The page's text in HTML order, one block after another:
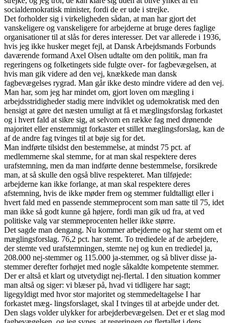
socialdemokratisk minister, fordi de er ude i strejke.
Det forholder sig i virkeligheden sådan, at man har gjort det
vanskeligere og vanskeligere for arbejderne at bruge deres faglige
organisationer til at slås for deres interesser. Det var allerede i 1936,
hvis jeg ikke husker meget fejl, at Dansk Arbejdsmands Forbunds
daværende formand Axel Olsen udtalte om den politik, man fra
regeringens og folketingets side fulgte over- for fagbevægelsen, at
hvis man gik videre ad den vej, knækkede man dansk
fagbevægelses rygrad. Man går ikke desto mindre videre ad den vej.
Man har, som jeg har mindet om, gjort loven om mægling i
arbejdsstridigheder stadig mere indviklet og udemokratisk med den
hensigt at gøre det næsten umuligt at få et mæglingsforslag forkastet
og i hvert fald at sikre sig, at selvom en række fag med drønende
majoritet eller enstemmigt forkaster et stillet mæglingsforslag, kan de
af de andre fag tvinges til at bøje sig for det.
Man indførte tilsidst den bestemmelse, at mindst 75 pct. af
medlemmerne skal stemme, for at man skal respektere deres
urafstemning, men da man indførte denne bestemmelse, forsikrede
man, at så skulle den også blive respekteret. Man tilføjede:
arbejderne kan ikke forlange, at man skal respektere deres
afstemning, hvis de ikke møder frem og stemmer fuldtalligt eller i
hvert fald med en passende stemmeprocent som man satte til 75, idet
man ikke så godt kunne gå højere, fordi man gik ud fra, at ved
politiske valg var stemmeprocenten heller ikke større.
Det sagde man dengang. Nu kommer arbejderne og har stemt om et
mæglingsforslag. 76,2 pct. har stemt. To trediedele af de arbejdere,
der stemte ved urafstemningen, stemte nej og kun en trediedel ja,
208.000 nej-stemmer og 115.000 ja-stemmer, og så bliver disse ja-
stemmer derefter forhøjet med nogle såkaldte kompetente stemmer.
Der er altså et klart og utvetydigt nej-flertal. I den situation kommer
man altså og siger: vi blæser på, hvad vi tidligere har sagt;
ligegyldigt med hvor stor majoritet og stemmedeltagelse I har
forkastet mæg- lingsforslaget, skal I tvinges til at arbejde under det.
Den slags volder ulykker for arbejderbevægelsen. Det er et slag mod